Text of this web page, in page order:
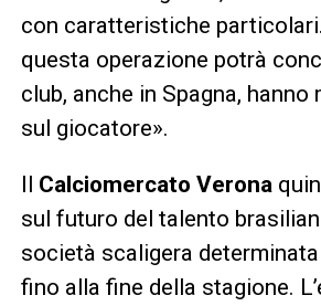
con caratteristiche
questa operazione potrà
club, anche in Spagna,
sul giocatore».
Il Calciomercato Verona
sul futuro del talento
società scaligera
fino alla fine della stagione.